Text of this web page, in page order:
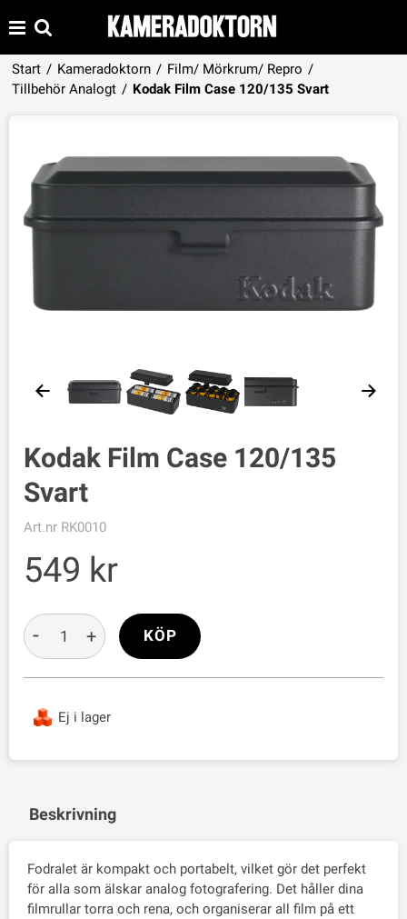
Start / Kameradoktorn / Film/ Mörkrum/ Repro /
Tillbehör Analogt / Kodak Film Case 120/135 Svart
Produkten har lagts i din varukorg
Kodak Film Case 120/135
Svart
Art.nr RK0010
549
Ej i lager
- + KÖP
Beskrivning
Fodralet är kompakt och portabelt, vilket gör det perfekt
för alla som älskar analog fotografering. Det håller dina
filmrullar torra och rena, och organiserar all film på ett